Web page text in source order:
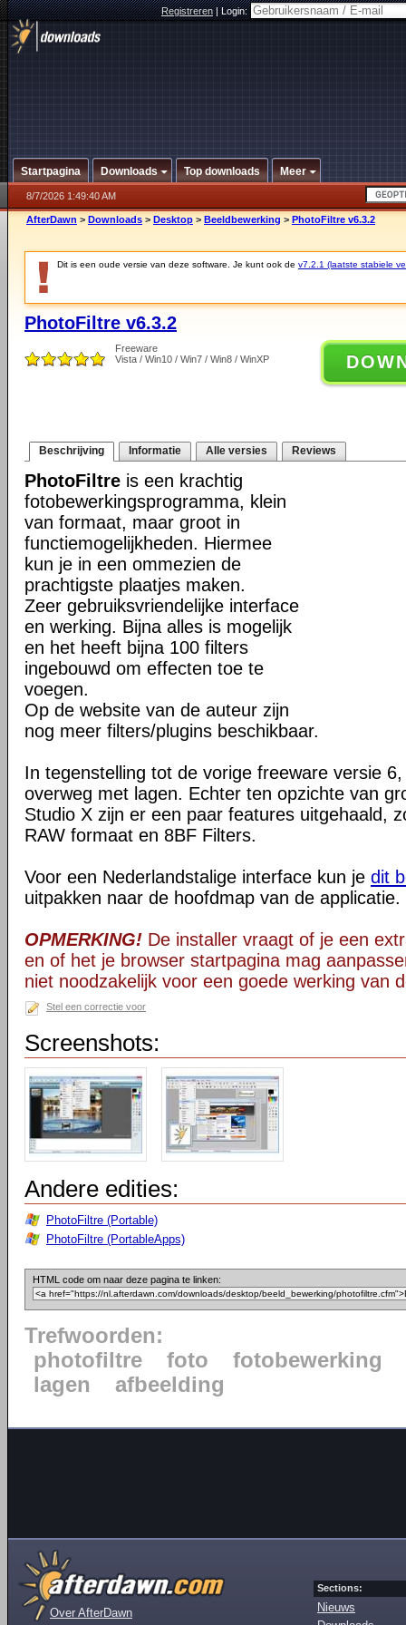
Registreren|Login:
Startpagina Downloads Top downloads Meer
8/7/2026 1:49:40 AM
AfterDawn > Downloads > Desktop > Beeldbewerking > PhotoFiltre v6.3.2
Dit is een oude versie van deze software. Je kunt ook de v7.2.1 (laatste stabiele
PhotoFiltre v6.3.2
Freeware
Vista / Win10 / Win7 / Win8 / WinXP
Beschrijving Informatie Alle versies Reviews
PhotoFiltre is een krachtig
fotobewerkingsprogramma, klein
van formaat, maar groot in
functiemogelijkheden. Hiermee
kun je in een ommezien de
prachtigste plaatjes maken.
Zeer gebruiksvriendelijke interface
en werking. Bijna alles is mogelijk
en het heeft bijna 100 filters
ingebouwd om effecten toe te
voegen.
Op de website van de auteur zijn
nog meer filters/plugins beschikbaar.
In tegenstelling tot de vorige freeware versie
overweg met lagen. Echter ten opzichte van
Studio X zijn er een paar features uitgehaald,
RAW formaat en 8BF Filters.
Voor een Nederlandstalige interface kun je dit
uitpakken naar de hoofdmap van de applicatie.
OPMERKING! De installer vraagt of je een
en of het je browser startpagina mag
niet noodzakelijk voor een goede werking van
Stel een correctie voor
Screenshots:
Andere edities:
PhotoFiltre (Portable)
PhotoFiltre (PortableApps)
HTML code om naar deze pagina te linken:
Trefwoorden:
photofiltre
foto
fotobewerking
lagen
afbeelding
Over AfterDawn
Sections:
Nieuws